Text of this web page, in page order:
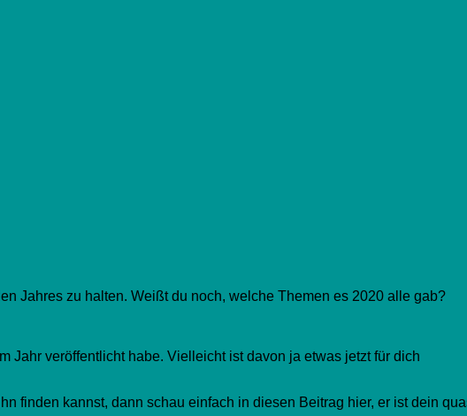
Jahres zu halten.Weißt du noch, welche Themen es 2020 alle gab?
Jahr veröffentlicht habe. Vielleicht ist davon ja etwas jetzt für dich
finden kannst, dann schau einfach in diesen Beitrag hier, er ist dein